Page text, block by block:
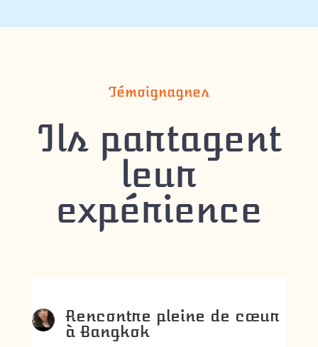
Témoignagnes
Ils partagent
leur
expérience
Rencontre pleine de cœur
à Bangkok